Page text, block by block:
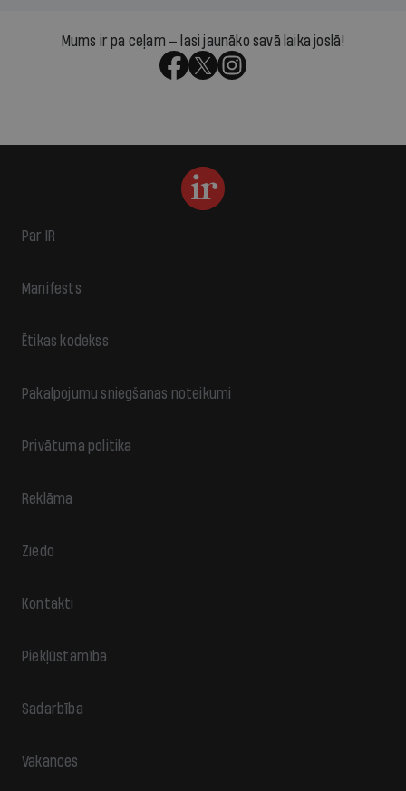
Mums ir pa ceļam — lasi jaunāko savā laika joslā!
Par IR
Manifests
Ētikas kodekss
Pakalpojumu sniegšanas noteikumi
Privātuma politika
Reklāma
Ziedo
Kontakti
Piekļūstamība
Sadarbība
Vakances